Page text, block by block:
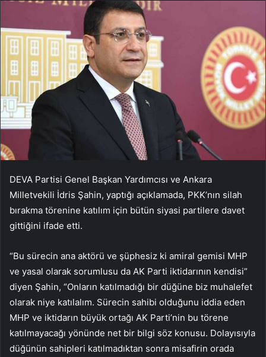
DEVA Partisi Genel Başkan Yardımcısı ve Ankara
Milletvekili İdris Şahin, yaptığı açıklamada, PKK’nın silah
bırakma törenine katılım için bütün siyasi partilere davet
gittiğini ifade etti.
“Bu sürecin ana aktörü ve şüphesiz ki amiral gemisi MHP
ve yasal olarak sorumlusu da AK Parti iktidarının kendisi”
diyen Şahin, “Onların katılmadığı bir düğüne biz muhalefet
olarak niye katılalım. Sürecin sahibi olduğunu iddia eden
MHP ve iktidarın büyük ortağı AK Parti’nin bu törene
katılmayacağı yönünde net bir bilgi söz konusu. Dolayısıyla
düğünün sahipleri katılmadıktan sonra misafirin orada